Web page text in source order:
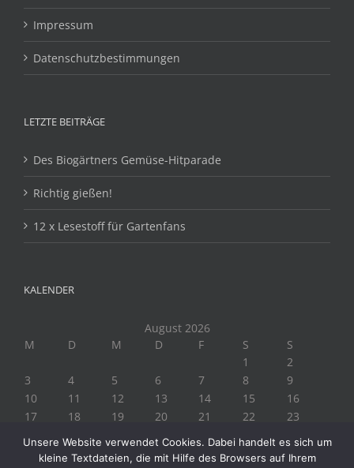
Impressum
Datenschutzbestimmungen
LETZTE BEITRÄGE
Des Biogärtners Gemüse-Hitparade
Richtig gießen!
12 x Lesestoff für Gartenfans
KALENDER
August 2026
M
D M D F S
S
1
2
3
4 5 6 7 8
9
10
11 12 13 14 15
16
17
18 19 20 21 22
23
Unsere Website verwendet Cookies. Dabei handelt es sich um
kleine Textdateien, die mit Hilfe des Browsers auf Ihrem